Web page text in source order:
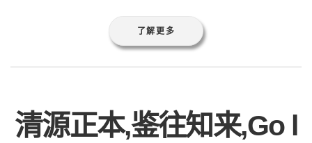
了解更多
清源正本,鉴往知来,Go l